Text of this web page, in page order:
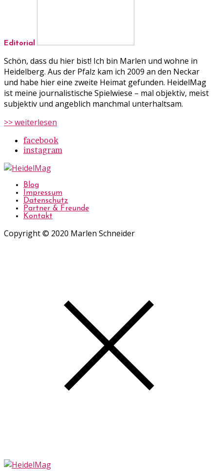
Editorial
Schön, dass du hier bist! Ich bin Marlen und wohne in
Heidelberg. Aus der Pfalz kam ich 2009 an den Neckar
und habe hier eine zweite Heimat gefunden. HeidelMag
ist meine journalistische Spielwiese – mal objektiv, meist
subjektiv und angeblich manchmal unterhaltsam.
>> weiterlesen
facebook
instagram
Blog
Impressum
Datenschutz
Partner & Freunde
Kontakt
Copyright © 2020 Marlen Schneider